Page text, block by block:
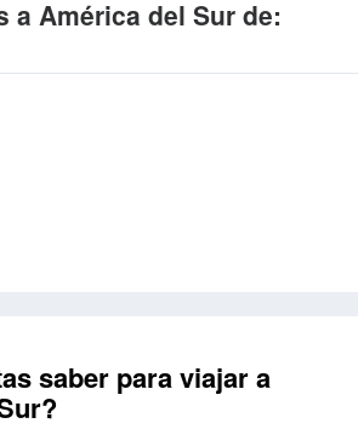
a América del Sur de:
saber para viajar a